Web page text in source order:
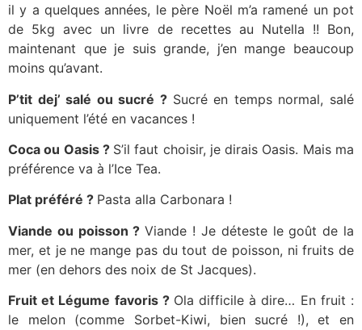
il y a quelques années, le père Noël m’a ramené un pot
de 5kg avec un livre de recettes au Nutella !! Bon,
maintenant que je suis grande, j’en mange beaucoup
moins qu’avant.
P’tit dej’ salé ou sucré ? Sucré en temps normal, salé
uniquement l’été en vacances !
Coca ou Oasis ? S’il faut choisir, je dirais Oasis. Mais ma
préférence va à l’Ice Tea.
Plat préféré ? Pasta alla Carbonara !
Viande ou poisson ?Viande ! Je déteste le goût de la
mer, et je ne mange pas du tout de poisson, ni fruits de
mer (en dehors des noix de St Jacques).
Fruit et Légume favoris ? Ola difficile à dire… En fruit :
le melon (comme Sorbet-Kiwi, bien sucré !), et en